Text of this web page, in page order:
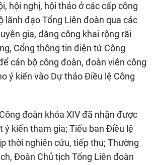
hội nghị, hội thảo ở các cấp công
lãnh đạo Tổng Liên đoàn qua các
gia, đăng công khai rộng rãi
Cổng thông tin điện tử Công
cán bộ công đoàn, đoàn viên công
ý kiến vào Dự thảo Điều lệ Công
đoàn khóa XIV đã nhận được
ý kiến tham gia; Tiểu ban Điều lệ
thời nghiên cứu, tiếp thu; Thường
Đoàn Chủ tịch Tổng Liên đoàn